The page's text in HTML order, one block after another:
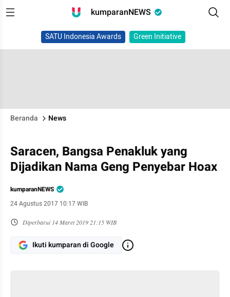
kumparanNEWS
SATU Indonesia Awards Green Initiative
Beranda News
Saracen, Bangsa Penakluk yang
Dijadikan Nama Geng Penyebar Hoax
kumparanNEWS
24 Agustus 2017 10:17 WIB
Diperbarui 14 Maret 2019 21:15 WIB
Ikuti kumparan di Google